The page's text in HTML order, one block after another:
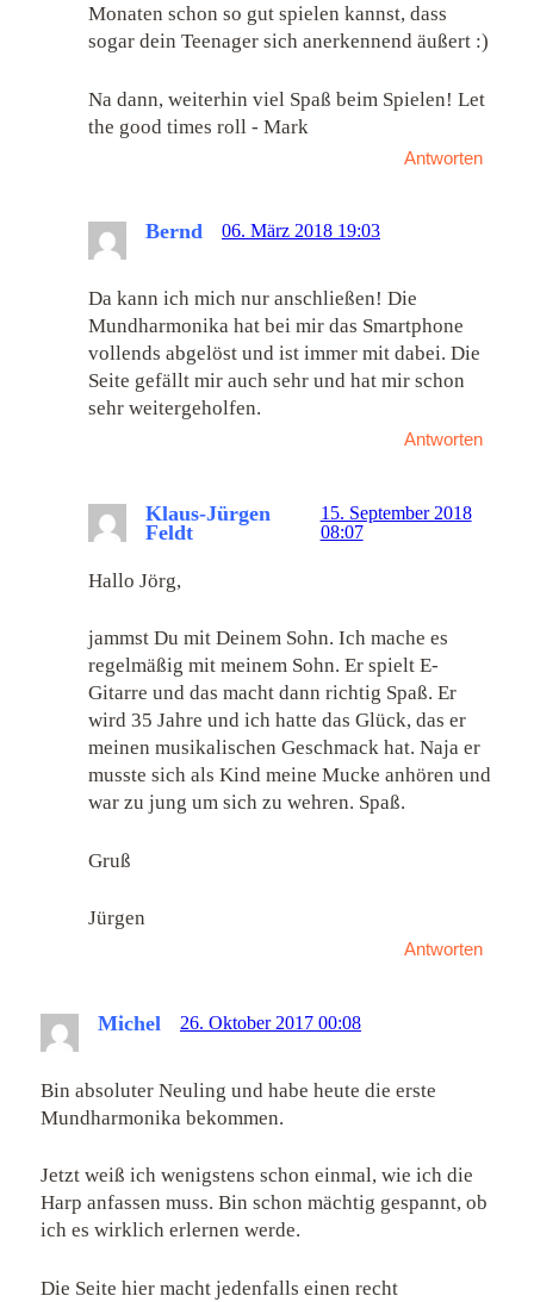
Monaten schon so gut spielen kannst, dass
sogar dein Teenager sich anerkennend äußert :)
Na dann, weiterhin viel Spaß beim Spielen! Let
the good times roll - Mark
Antworten
Bernd 06. März 2018 19:03
Da kann ich mich nur anschließen! Die
Mundharmonika hat bei mir das Smartphone
vollends abgelöst und ist immer mit dabei. Die
Seite gefällt mir auch sehr und hat mir schon
sehr weitergeholfen.
Antworten
Klaus-Jürgen
Feldt
15. September 2018
08:07
Hallo Jörg,
jammst Du mit Deinem Sohn. Ich mache es
regelmäßig mit meinem Sohn. Er spielt E-
Gitarre und das macht dann richtig Spaß. Er
wird 35 Jahre und ich hatte das Glück, das er
meinen musikalischen Geschmack hat. Naja er
musste sich als Kind meine Mucke anhören und
war zu jung um sich zu wehren. Spaß.
Gruß
Jürgen
Antworten
Michel 26. Oktober 2017 00:08
Bin absoluter Neuling und habe heute die erste
Mundharmonika bekommen.
Jetzt weiß ich wenigstens schon einmal, wie ich die
Harp anfassen muss. Bin schon mächtig gespannt, ob
ich es wirklich erlernen werde.
Die Seite hier macht jedenfalls einen recht